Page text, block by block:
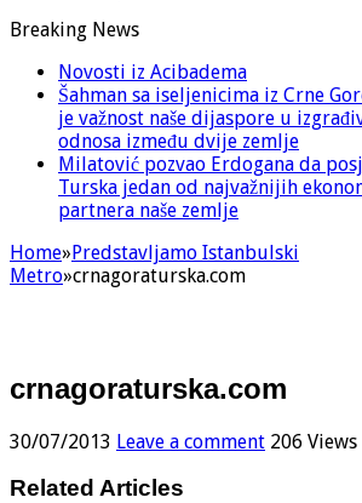
Breaking News
Novosti iz Acibadema
Šahman sa iseljenicima iz Crne
je važnost naše dijaspore u
odnosa između dvije zemlje
Milatović pozvao Erdogana da
Turska jedan od najvažnijih
partnera naše zemlje
Home»Predstavljamo Istanbulski
Metro»crnagoraturska.com
crnagoraturska.com
30/07/2013 Leave a comment 206 Views
Related Articles